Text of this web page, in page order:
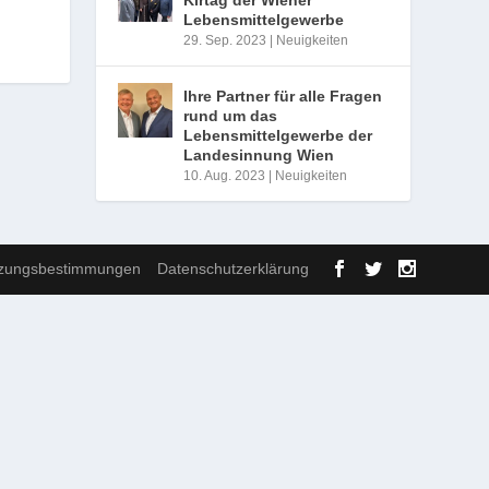
Lebensmittelgewerbe
29. Sep. 2023 Neuigkeiten
Ihre Partner für alle Fragen
rund um das
Lebensmittelgewerbe der
Landesinnung Wien
10. Aug. 2023 Neuigkeiten
Datenschutzerklärung